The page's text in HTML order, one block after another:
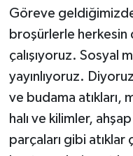
Göreve
broşürlerle herkesin
çalışıyoruz. Sosyal
yayınlıyoruz.
ve budama atıkları,
halı ve kilimler,
parçaları gibi